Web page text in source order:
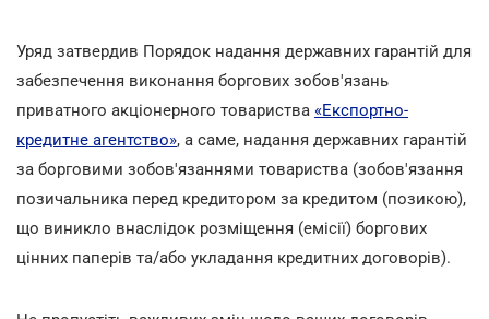
Уряд затвердив Порядок надання державних гарантій для
забезпечення виконання боргових зобов'язань
приватного акціонерного товариства «Експортно-
кредитне агентство», а саме, надання державних гарантій
за борговими зобов'язаннями товариства (зобов'язання
позичальника перед кредитором за кредитом (позикою),
що виникло внаслідок розміщення (емісії) боргових
цінних паперів та/або укладання кредитних договорів).